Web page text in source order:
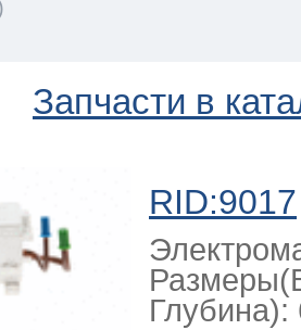
Запчасти в
RID:9017
Глубина):